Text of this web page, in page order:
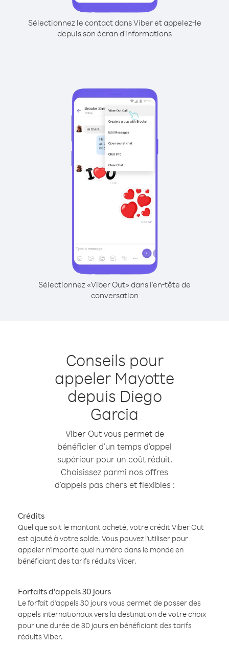
Sélectionnez le contact dans Viber et appelez-le
depuis son écran d'informations
Sélectionnez «Viber Out» dans l'en-tête de
conversation
Conseils pour
appeler Mayotte
depuis Diego
Garcia
Viber Out vous permet de
bénéficier d'un temps d'appel
supérieur pour un coût réduit.
Choisissez parmi nos offres
d'appels pas chers et flexibles :
Crédits
Quel que soit le montant acheté, votre crédit Viber Out
est ajouté à votre solde. Vous pouvez l'utiliser pour
appeler n'importe quel numéro dans le monde en
bénéficiant des tarifs réduits Viber.
Forfaits d'appels 30 jours
Le forfait d'appels 30 jours vous permet de passer des
appels internationaux vers la destination de votre choix
pour une durée de 30 jours en bénéficiant des tarifs
réduits Viber.